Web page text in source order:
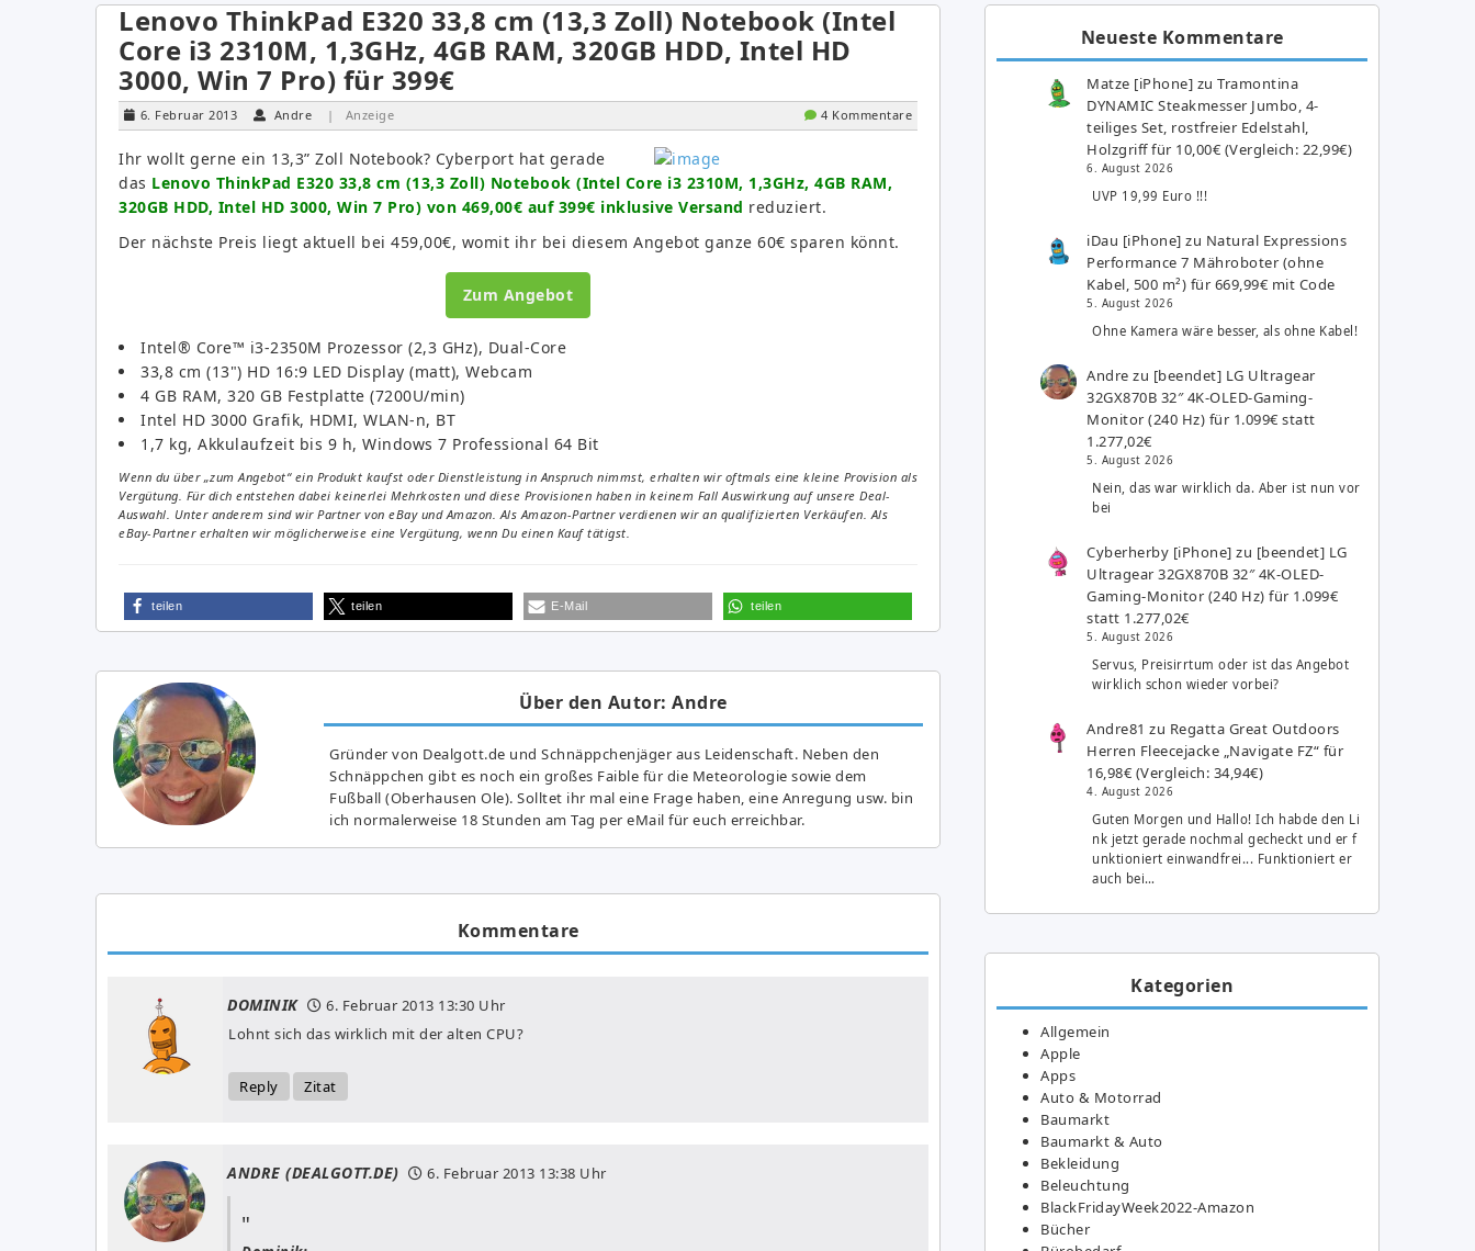
Lenovo ThinkPad E320 33,8 cm (13,3 Zoll) Notebook (Intel
Core i3 2310M, 1,3GHz, 4GB RAM, 320GB HDD, Intel HD
3000, Win 7 Pro) für 399€
6. Februar 2013 Andre | Anzeige 4 Kommentare
Ihr wollt gerne ein 13,3” Zoll Notebook? Cyberport hat gerade
das Lenovo ThinkPad E320 33,8 cm (13,3 Zoll) Notebook (Intel Core i3 2310M, 1,3GHz, 4GB RAM,
320GB HDD, Intel HD 3000, Win 7 Pro) von 469,00€ auf 399€ inklusive Versand reduziert.
Der nächste Preis liegt aktuell bei 459,00€, womit ihr bei diesem Angebot ganze 60€ sparen könnt.
Zum Angebot
Intel® Core™ i3-2350M Prozessor (2,3 GHz), Dual-Core
33,8 cm (13") HD 16:9 LED Display (matt), Webcam
4 GB RAM, 320 GB Festplatte (7200U/min)
Intel HD 3000 Grafik, HDMI, WLAN-n, BT
1,7 kg, Akkulaufzeit bis 9 h, Windows 7 Professional 64 Bit
Wenn du über „zum Angebot“ ein Produkt kaufst oder Dienstleistung in Anspruch nimmst, erhalten wir oftmals eine kleine Provision als
Vergütung. Für dich entstehen dabei keinerlei Mehrkosten und diese Provisionen haben in keinem Fall Auswirkung auf unsere Deal-
Auswahl. Unter anderem sind wir Partner von eBay und Amazon. Als Amazon-Partner verdienen wir an qualifizierten Verkäufen. Als
eBay-Partner erhalten wir möglicherweise eine Vergütung, wenn Du einen Kauf tätigst.
teilen teilen E-Mail teilen
Über den Autor: Andre
Gründer von Dealgott.de und Schnäppchenjäger aus Leidenschaft. Neben den
Schnäppchen gibt es noch ein großes Fai­ble für die Meteorologie sowie dem
Fußball (Oberhausen Ole). Solltet ihr mal eine Frage haben, eine Anregung usw. bin
ich normalerweise 18 Stunden am Tag per eMail für euch erreichbar.
Kommentare
DOMINIK 6. Februar 2013 13:30 Uhr
Lohnt sich das wirklich mit der alten CPU?
Reply Zitat
ANDRE (DEALGOTT.DE) 6. Februar 2013 13:38 Uhr
Neueste Kommentare
Matze [iPhone] zuTramontina
DYNAMIC Steakmesser Jumbo, 4-
teiliges Set, rostfreier Edelstahl,
Holzgriff für 10,00€ (Vergleich: 22,99€)
6. August 2026
UVP 19,99 Euro !!!
iDau [iPhone] zu Natural Expressions
Performance 7 Mähroboter (ohne
Kabel, 500 m²) für 669,99€ mit Code
5. August 2026
Ohne Kamera wäre besser, als ohne Kabel!
Andre zu [beendet] LG Ultragear
32GX870B 32″ 4K-OLED-Gaming-
Monitor (240 Hz) für 1.099€ statt
1.277,02€
5. August 2026
Nein, das war wirklich da. Aber ist nun vor
bei
Cyberherby [iPhone] zu [beendet] LG
Ultragear 32GX870B 32″ 4K-OLED-
Gaming-Monitor (240 Hz) für 1.099€
statt 1.277,02€
5. August 2026
Servus, Preisirrtum oder ist das Angebot
wirklich schon wieder vorbei?
Andre81 zu Regatta Great Outdoors
Herren Fleecejacke „Navigate FZ“ für
16,98€ (Vergleich: 34,94€)
4. August 2026
Guten Morgen und Hallo! Ich habde den Li
nk jetzt gerade nochmal gecheckt und er f
unktioniert einwandfrei... Funktioniert er
auch bei…
Kategorien
Allgemein
Apple
Apps
Auto & Motorrad
Baumarkt
Baumarkt & Auto
Bekleidung
Beleuchtung
BlackFridayWeek2022-Amazon
Bücher